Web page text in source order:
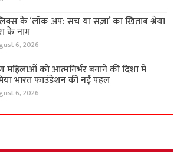
के ‘लॉक अप: सच या सज़ा’ का खिताब श्रेया
के नाम
6, 2026
महिलाओं को आत्मनिर्भर बनाने की दिशा में
भारत फाउंडेशन की नई पहल
6, 2026